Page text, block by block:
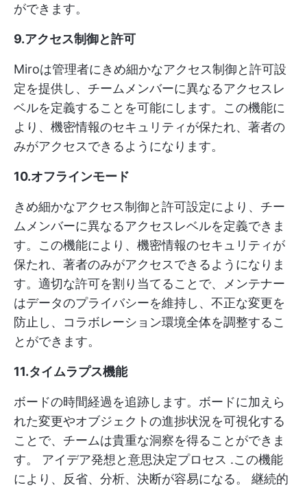
ができます。
9.アクセス制御と許可
Miroは管理者にきめ細かなアクセス制御と許可設
定を提供し、チームメンバーに異なるアクセスレ
ベルを定義することを可能にします。この機能に
より、機密情報のセキュリティが保たれ、著者の
みがアクセスできるようになります。
10.オフラインモード
きめ細かなアクセス制御と許可設定により、チー
ムメンバーに異なるアクセスレベルを定義できま
す。この機能により、機密情報のセキュリティが
保たれ、著者のみがアクセスできるようになりま
す。適切な許可を割り当てることで、メンテナー
はデータのプライバシーを維持し、不正な変更を
防止し、コラボレーション環境全体を調整するこ
とができます。
11.タイムラプス機能
ボードの時間経過を追跡します。ボードに加えら
れた変更やオブジェクトの進捗状況を可視化する
ことで、チームは貴重な洞察を得ることができま
す。 アイデア発想と意思決定プロセス .この機能
により、反省、分析、決断が容易になる。 継続的